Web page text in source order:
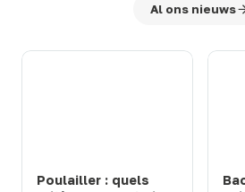
Al ons nieuws
Poulailler : quels